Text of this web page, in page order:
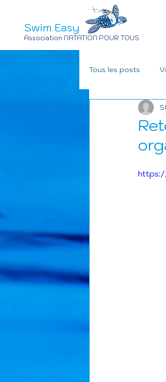
Swim Easy
Association NATATION POUR TOUS
Tous les posts